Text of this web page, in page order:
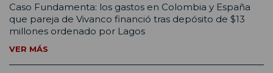
Caso Fundamenta: los gastos en Colombia y España
que pareja de Vivanco financió tras depósito de $13
millones ordenado por Lagos
VER MÁS